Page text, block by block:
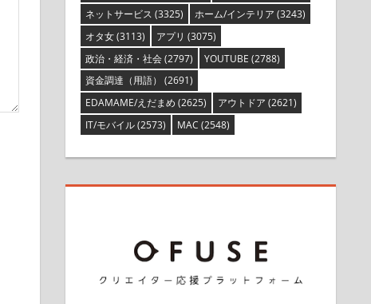
ネットサービス (3325) ホーム/インテリア (3243)
オタ女(3113) アプリ (3075)
政治・経済・社会(2797) YOUTUBE (2788)
資金調達（用語） (2691)
EDAMAME/えだまめ (2625) アウトドア (2621)
IT/モバイル(2573) MAC (2548)